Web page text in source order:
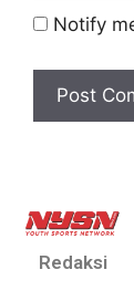
Notify
Redaksi